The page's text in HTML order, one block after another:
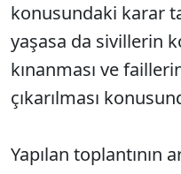
konusundaki karar
yaşasa da sivillerin
kınanması ve
çıkarılması
Yapılan toplantının